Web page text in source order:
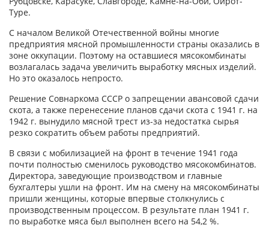
Туре.
С началом Великой Отечественной войны многие
предприятия мясной промышленности страны оказались в
зоне оккупации. Поэтому на оставшиеся мясокомбинаты
возлагалась задача увеличить выработку мясных изделий.
Но это оказалось непросто.
Решение Совнаркома СССР о запрещении авансовой сдачи
скота, а также перенесение планов сдачи скота с 1941 г. на
1942 г. вынудило мясной трест из-за недостатка сырья
резко сократить объем работы предприятий.
В связи с мобилизацией на фронт в течение 1941 года
почти полностью сменилось руководство мясокомбинатов.
Директора, заведующие производством и главные
бухгалтеры ушли на фронт. Им на смену на мясокомбинаты
пришли женщины, которые впервые столкнулись с
производственным процессом. В результате план 1941 г.
по выработке мяса был выполнен всего на 54,2 %.